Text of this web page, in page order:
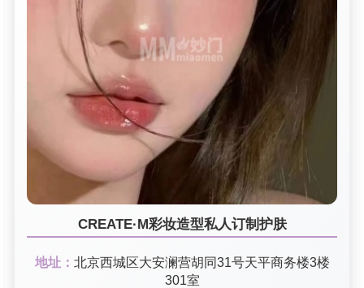
CREATE·M彩妆造型私人订制护肤
地址： 北京西城区大安澜营胡同31号天平商务楼3楼
301室